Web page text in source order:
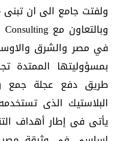
ولفتت جامع الى ان
في مصر والشرق
بمسؤوليتها الممتدة
طريق دفع عجلة جمع
البلاستيك الذى
يأتى فى إطار أهداف